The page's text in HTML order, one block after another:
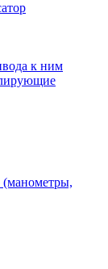
к ним